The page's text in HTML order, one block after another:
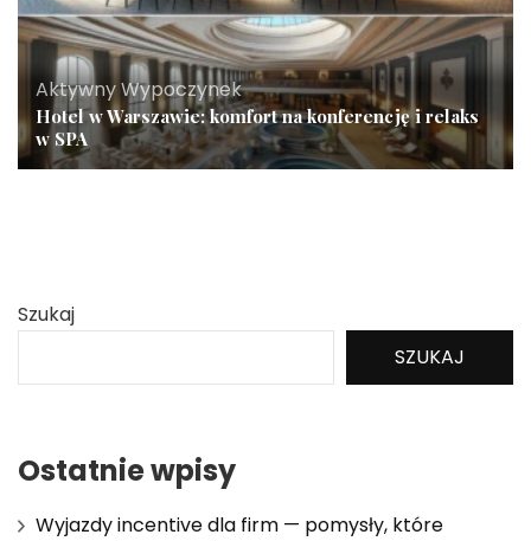
Aktywny Wypoczynek
Hotel w Warszawie: komfort na konferencję i relaks
w SPA
Szukaj
SZUKAJ
Ostatnie wpisy
Wyjazdy incentive dla firm — pomysły, które